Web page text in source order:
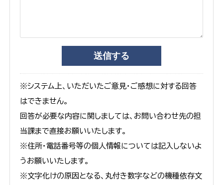
※システム上、いただいたご意見・ご感想に対する回答
はできません。
回答が必要な内容に関しましては、お問い合わせ先の担
当課まで直接お願いいたします。
※住所・電話番号等の個人情報については記入しないよ
うお願いいたします。
※文字化けの原因となる、丸付き数字などの機種依存文